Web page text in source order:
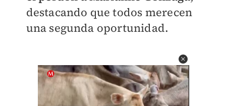
destacando que todos merecen
una segunda oportunidad.